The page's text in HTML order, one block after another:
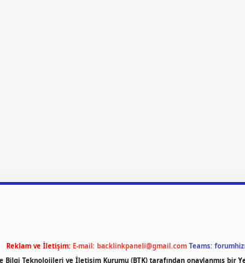
Reklam ve İletişim: E-mail: backlinkpaneli@gmail.com Teams:
Bilgi Teknolojileri ve İletişim Kurumu (BTK) tarafından onaylanmış